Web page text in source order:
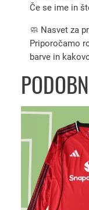
Če se ime in
🧼 Nasvet za
Priporočamo
barve in